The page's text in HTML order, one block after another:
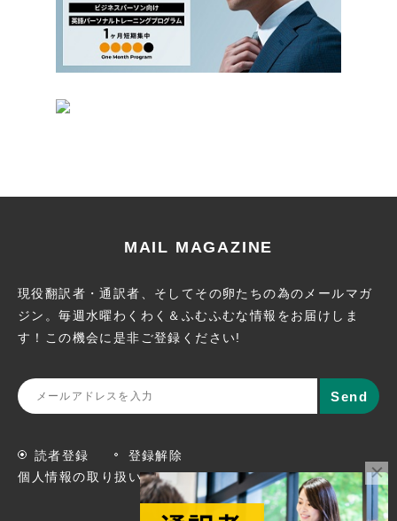
MAIL MAGAZINE
現役翻訳者・通訳者、そしてその卵たちの為のメールマガ
ジン。毎週水曜わくわく＆ふむふむな情報をお届けしま
す！この機会に是非ご登録ください!
読者登録
登録解除
個人情報の取り扱いについて